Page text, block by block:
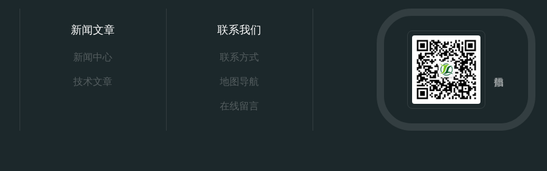
新闻文章
新闻中心
技术文章
联系我们
联系方式
地图导航
在线留言